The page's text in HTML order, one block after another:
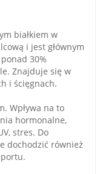
białkiem w
i jest głównym
30%
Znajduje się w
i ścięgnach.
Wpływa na to
hormonalne,
stres. Do
dochodzić również